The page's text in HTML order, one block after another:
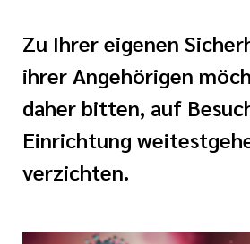
Zu Ihrer eigenen
ihrer Angehörigen
daher bitten, auf
Einrichtung
verzichten.